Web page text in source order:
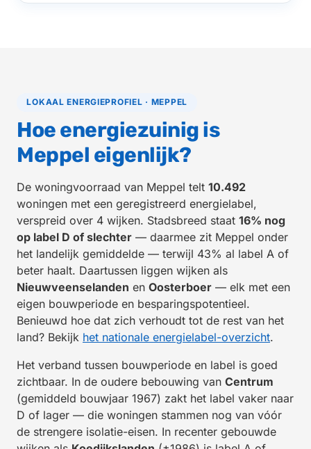
LOKAAL ENERGIEPROFIEL · MEPPEL
Hoe energiezuinig is
Meppel eigenlijk?
De woningvoorraad van Meppel telt 10.492
woningen met een geregistreerd energielabel,
verspreid over 4 wijken. Stadsbreed staat 16% nog
op label D of slechter — daarmee zit Meppel onder
het landelijk gemiddelde — terwijl 43% al label A of
beter haalt. Daartussen liggen wijken als
Nieuwveenselanden en Oosterboer — elk met een
eigen bouwperiode en besparingspotentieel.
Benieuwd hoe dat zich verhoudt tot de rest van het
land? Bekijk het nationale energielabel-overzicht.
Het verband tussen bouwperiode en label is goed
zichtbaar. In de oudere bebouwing van Centrum
(gemiddeld bouwjaar 1967) zakt het label vaker naar
D of lager — die woningen stammen nog van vóór
de strengere isolatie-eisen. In recenter gebouwde